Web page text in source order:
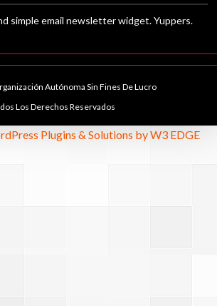
simple email newsletter widget. Yuppers.
Autónoma Sin Fines De Lucro
Los Derechos Reservados
Plugins & Solutions by W3 EDGE